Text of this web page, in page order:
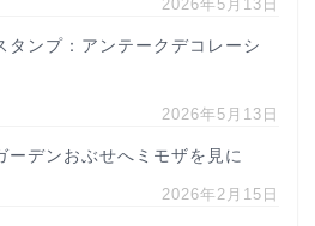
2026年5月13日
タンプ：アンテークデコレーシ
2026年5月13日
ーデンおぶせへミモザを見に
2026年2月15日